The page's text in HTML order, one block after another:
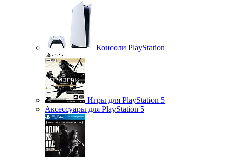
Консоли PlayStation
Игры для PlayStation 5
Аксессуары для PlayStation 5